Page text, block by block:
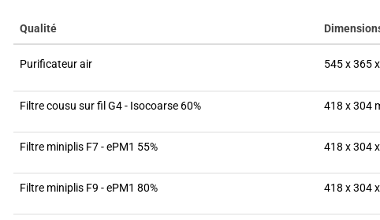
Qualité
Purificateur air 545 x 365
Filtre cousu sur fil G4 - Isocoarse 60% 418 x 304
Filtre miniplis F7 - ePM1 55% 418 x 304
Filtre miniplis F9 - ePM1 80% 418 x 304